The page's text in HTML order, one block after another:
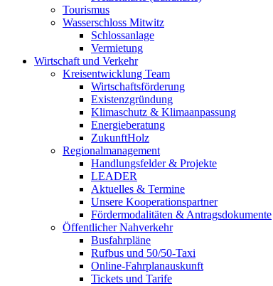
Tourismus
Wasserschloss Mitwitz
Schlossanlage
Vermietung
Wirtschaft und Verkehr
Kreisentwicklung Team
Wirtschaftsförderung
Existenzgründung
Klimaschutz & Klimaanpassung
Energieberatung
ZukunftHolz
Regionalmanagement
Handlungsfelder & Projekte
LEADER
Aktuelles & Termine
Unsere Kooperationspartner
Fördermodalitäten & Antragsdokumente
Öffentlicher Nahverkehr
Busfahrpläne
Rufbus und 50/50-Taxi
Online-Fahrplanauskunft
Tickets und Tarife